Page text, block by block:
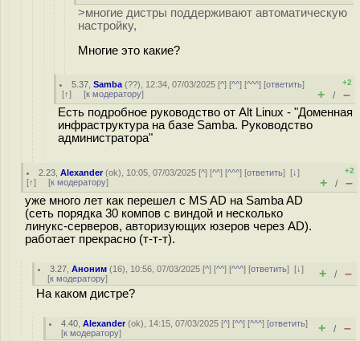
>многие дистры поддерживают автоматическую
настройку,
Многие это какие?
5.37 ,Samba (??), 12:34, 07/03/2025 [^] [^^] [^^^] [ответить]
[↑] [к модератору]
+2
+ / –
Есть подробное руководство от Alt Linux - "Доменная
инфраструктура на базе Samba. Руководство
администратора"
2.23 ,Alexander(ok), 10:05, 07/03/2025 [^] [^^] [^^^] [ответить][↓]
[↑] [к модератору]
+2
+ / –
уже много лет как перешел с MS AD на Samba AD
(сеть порядка 30 компов с виндой и несколько
линукс-серверов, авторизующих юзеров через AD).
работает прекрасно (т-т-т).
3.27 ,Аноним (16), 10:56, 07/03/2025 [^] [^^] [^^^] [ответить][↓]
[к модератору] + / –
На каком дистре?
4.40 ,Alexander(ok), 14:15, 07/03/2025 [^] [^^] [^^^] [ответить]
[к модератору] + / –